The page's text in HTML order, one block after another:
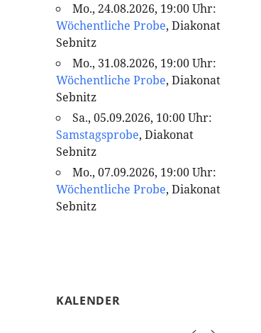
Mo., 24.08.2026, 19:00 Uhr:
Wöchentliche Probe, Diakonat
Sebnitz
Mo., 31.08.2026, 19:00 Uhr:
Wöchentliche Probe, Diakonat
Sebnitz
Sa., 05.09.2026, 10:00 Uhr:
Samstagsprobe, Diakonat
Sebnitz
Mo., 07.09.2026, 19:00 Uhr:
Wöchentliche Probe, Diakonat
Sebnitz
KALENDER